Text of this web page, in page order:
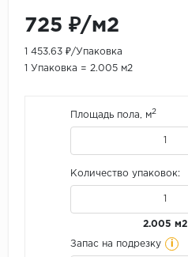
725 ₽/м2
1 453.63 ₽/Упаковка
1 Упаковка = 2.005 м2
Площадь пола, м2
Количество упаковок:
2.005 м2
Запас на подрезку i